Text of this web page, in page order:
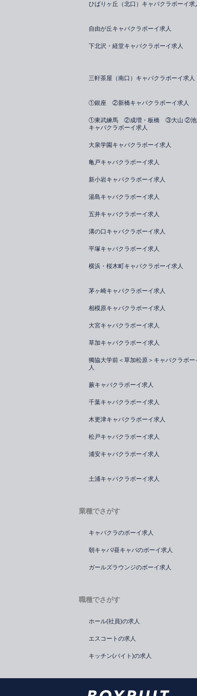
ひばりヶ丘（北口）キャバクラボーイ求
自由が丘キャバクラボーイ求人
下北沢・経堂キャバクラボーイ求人
三軒茶屋（南口）キャバクラボーイ求人
①銀座 ②新橋キャバクラボーイ求人
①東武練馬 ②成増・板橋 ③大山 ②
キャバクラボーイ求人
大泉学園キャバクラボーイ求人
亀戸キャバクラボーイ求人
新小岩キャバクラボーイ求人
湯島キャバクラボーイ求人
五井キャバクラボーイ求人
溝の口キャバクラボーイ求人
平塚キャバクラボーイ求人
横浜・桜木町キャバクラボーイ求人
茅ヶ崎キャバクラボーイ求人
相模原キャバクラボーイ求人
大宮キャバクラボーイ求人
草加キャバクラボーイ求人
獨協大学前＜草加松原＞キャバクラボー
人
蕨キャバクラボーイ求人
千葉キャバクラボーイ求人
木更津キャバクラボーイ求人
松戸キャバクラボーイ求人
浦安キャバクラボーイ求人
土浦キャバクラボーイ求人
業種でさがす
キャバクラのボーイ求人
朝キャバ/昼キャバのボーイ求人
ガールズラウンジのボーイ求人
職種でさがす
ホール(社員)の求人
エスコートの求人
キッチン(バイト)の求人